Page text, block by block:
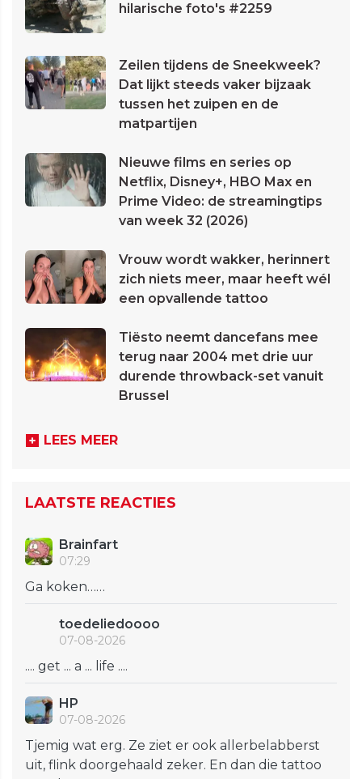
hilarische foto's #2259
Zeilen tijdens de Sneekweek?
Dat lijkt steeds vaker bijzaak
tussen het zuipen en de
matpartijen
Nieuwe films en series op
Netflix, Disney+, HBO Max en
Prime Video: de streamingtips
van week 32 (2026)
Vrouw wordt wakker, herinnert
zich niets meer, maar heeft wél
een opvallende tattoo
Tiësto neemt dancefans mee
terug naar 2004 met drie uur
durende throwback-set vanuit
Brussel
LEES MEER
LAATSTE REACTIES
Brainfart
07:29
Ga koken……
toedeliedoooo
07-08-2026
.... get ... a ... life ....
HP
07-08-2026
Tjemig wat erg. Ze ziet er ook allerbelabberst
uit, flink doorgehaald zeker. En dan die tattoo